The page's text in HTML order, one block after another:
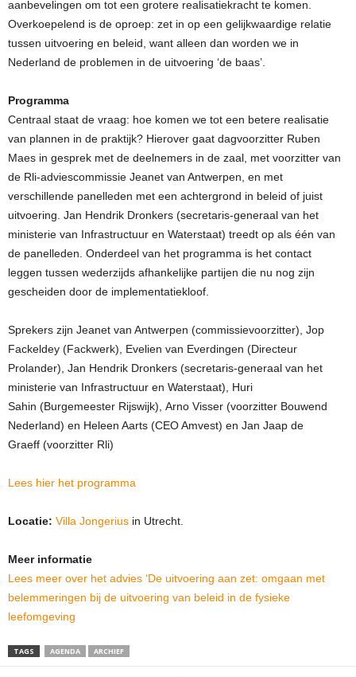
aanbevelingen om tot een grotere realisatiekracht te komen.
Overkoepelend is de oproep: zet in op een gelijkwaardige relatie
tussen uitvoering en beleid, want alleen dan worden we in
Nederland de problemen in de uitvoering ‘de baas’.
Programma
Centraal staat de vraag: hoe komen we tot een betere realisatie
van plannen in de praktijk? Hierover gaat dagvoorzitter Ruben
Maes in gesprek met de deelnemers in de zaal, met voorzitter van
de Rli-adviescommissie Jeanet van Antwerpen, en met
verschillende panelleden met een achtergrond in beleid of juist
uitvoering. Jan Hendrik Dronkers (secretaris-generaal van het
ministerie van Infrastructuur en Waterstaat) treedt op als één van
de panelleden. Onderdeel van het programma is het contact
leggen tussen wederzijds afhankelijke partijen die nu nog zijn
gescheiden door de implementatiekloof.
Sprekers zijn Jeanet van Antwerpen (commissievoorzitter), Jop
Fackeldey (Fackwerk), Evelien van Everdingen (Directeur
Prolander), Jan Hendrik Dronkers (secretaris-generaal van het
ministerie van Infrastructuur en Waterstaat), Huri
Sahin (Burgemeester Rijswijk), Arno Visser (voorzitter Bouwend
Nederland) en Heleen Aarts (CEO Amvest) en Jan Jaap de
Graeff (voorzitter Rli)
Lees hier het programma
Locatie: Villa Jongerius in Utrecht.
Meer informatie
Lees meer over het advies ‘De uitvoering aan zet: omgaan met
belemmeringen bij de uitvoering van beleid in de fysieke
leefomgeving
TAGS AGENDA ARCHIEF